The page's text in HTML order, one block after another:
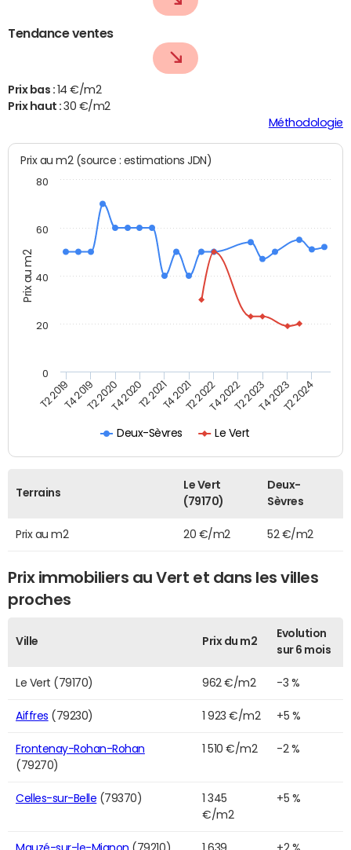
Tendance ventes
Prix bas : 14 €/m2
Prix haut :30 €/m2
Méthodologie
Prix au m2
Prix au m2 (source : estimations JDN)
Deux-Sèvres Le Vert
T2 2019T4 2019T2 2020T4 2020T2 2021T4 2021T2 2022T4 2022T2 2023T4 2023T2 2024
20
40
60
80
0
Terrains
Le Vert
(79170)
Deux-
Sèvres
Prix au m2 20 €/m2 52 €/m2
Prix immobiliers au Vert et dans les villes
proches
Ville Prix du m2
Evolution
sur 6 mois
Le Vert (79170) 962 €/m2 -3 %
Aiffres (79230) 1 923 €/m2 +5 %
Frontenay-Rohan-Rohan
(79270)
1 510 €/m2 -2 %
Celles-sur-Belle (79370)
1 345
€/m2
+5 %
Mauzé-sur-le-Mignon (79210) 1 639 +2 %